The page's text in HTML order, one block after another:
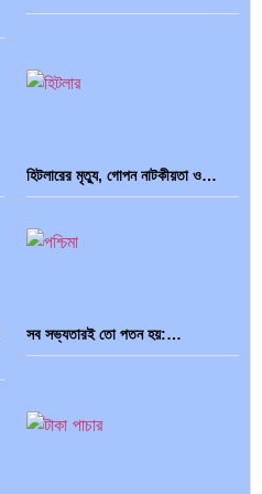
হিটলারের মৃত্যু, গোপন নাটকীয়তা ও…
সব সভ্যতারই তো পতন হয়:…